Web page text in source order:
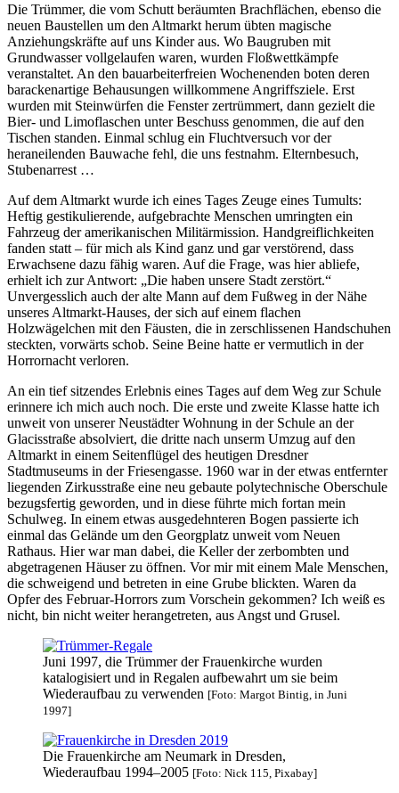
Die Trümmer, die vom Schutt beräumten Brachflächen, ebenso die
neuen Baustellen um den Altmarkt herum übten magische
Anziehungskräfte auf uns Kinder aus. Wo Baugruben mit
Grundwasser vollgelaufen waren, wurden Floßwettkämpfe
veranstaltet. An den bauarbeiterfreien Wochenenden boten deren
barackenartige Behausungen willkommene Angriffsziele. Erst
wurden mit Steinwürfen die Fenster zertrümmert, dann gezielt die
Bier- und Limoflaschen unter Beschuss genommen, die auf den
Tischen standen. Einmal schlug ein Fluchtversuch vor der
heraneilenden Bauwache fehl, die uns festnahm. Elternbesuch,
Stubenarrest …
Auf dem Altmarkt wurde ich eines Tages Zeuge eines Tumults:
Heftig gestikulierende, aufgebrachte Menschen umringten ein
Fahrzeug der amerikanischen Militärmission. Handgreiflichkeiten
fanden statt – für mich als Kind ganz und gar verstörend, dass
Erwachsene dazu fähig waren. Auf die Frage, was hier abliefe,
erhielt ich zur Antwort:
Die haben unsere Stadt zerstört.
Unvergesslich auch der alte Mann auf dem Fußweg in der Nähe
unseres Altmarkt-Hauses, der sich auf einem flachen
Holzwägelchen mit den Fäusten, die in zerschlissenen Handschuhen
steckten, vorwärts schob. Seine Beine hatte er vermutlich in der
Horrornacht verloren.
An ein tief sitzendes Erlebnis eines Tages auf dem Weg zur Schule
erinnere ich mich auch noch. Die erste und zweite Klasse hatte ich
unweit von unserer Neustädter Wohnung in der Schule an der
Glacisstraße absolviert, die dritte nach unserm Umzug auf den
Altmarkt in einem Seitenflügel des heutigen Dresdner
Stadtmuseums in der Friesengasse. 1960 war in der etwas entfernter
liegenden Zirkusstraße eine neu gebaute polytechnische Oberschule
bezugsfertig geworden, und in diese führte mich fortan mein
Schulweg. In einem etwas ausgedehnteren Bogen passierte ich
einmal das Gelände um den Georgplatz unweit vom Neuen
Rathaus. Hier war man dabei, die Keller der zerbombten und
abgetragenen Häuser zu öffnen. Vor mir mit einem Male Menschen,
die schweigend und betreten in eine Grube blickten. Waren da
Opfer des Februar-Horrors zum Vorschein gekommen? Ich weiß es
nicht, bin nicht weiter herangetreten, aus Angst und Grusel.
Juni 1997, die Trümmer der Frauenkirche wurden
katalogisiert und in Regalen aufbewahrt um sie beim
Wiederaufbau zu verwenden [Foto: Margot Bintig, in Juni
1997]
Die Frauenkirche am Neumark in Dresden,
Wiederaufbau 1994–2005 [Foto: Nick 115, Pixabay]